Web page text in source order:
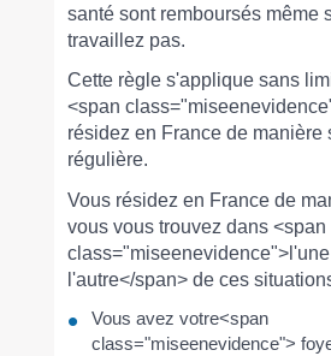
santé sont remboursés même
travaillez pas.
Cette règle s'applique sans
<span
résidez en France de manière
régulière.
Vous résidez en France de
vous vous trouvez dans <span
l'autre</span> de ces
Vous avez votre<span
class="miseenevidence">